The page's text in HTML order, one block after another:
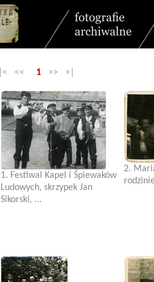
|< << 1 >> >|
1. Festiwal Kapel i Śpiewaków
Ludowych, skrzypek Jan
Sikorski, ...
2.